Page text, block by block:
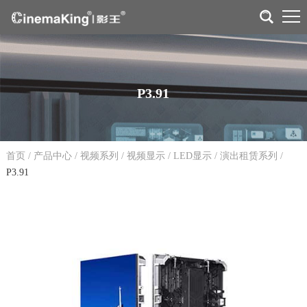
P3.91
首页 / 产品中心/ 视频系列 / 视频显示/ LED显示/ 演出租赁系列 /
P3.91